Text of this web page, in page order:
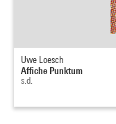
Uwe Loesch
Affiche Punktum
s.d.